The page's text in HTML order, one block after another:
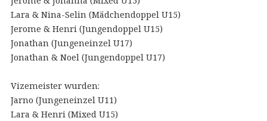
Lara & Nina-Selin (Mädchendoppel U15)
Jerome & Henri (Jungendoppel U15)
Jonathan (Jungeneinzel U17)
Jonathan & Noel (Jungendoppel U17)
Vizemeister wurden:
Jarno (Jungeneinzel U11)
Lara & Henri (Mixed U15)